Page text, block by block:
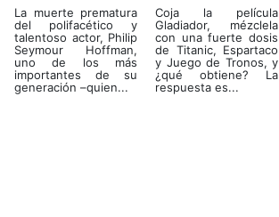
La muerte prematura
del polifacético y
talentoso actor, Philip
Seymour Hoffman,
uno de los más
importantes de su
generación –quien...
Coja la película
Gladiador, mézclela
con una fuerte dosis
de Titanic, Espartaco
y Juego de Tronos, y
¿qué obtiene? La
respuesta es...